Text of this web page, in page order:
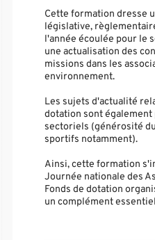
Cette formation dresse
législative,
l'année écoulée pour le
une actualisation des
missions dans les
environnement.
Les sujets d'actualité
dotation sont également
sectoriels (générosité
sportifs notamment).
Ainsi, cette formation
Journée nationale des
Fonds de dotation
un complément